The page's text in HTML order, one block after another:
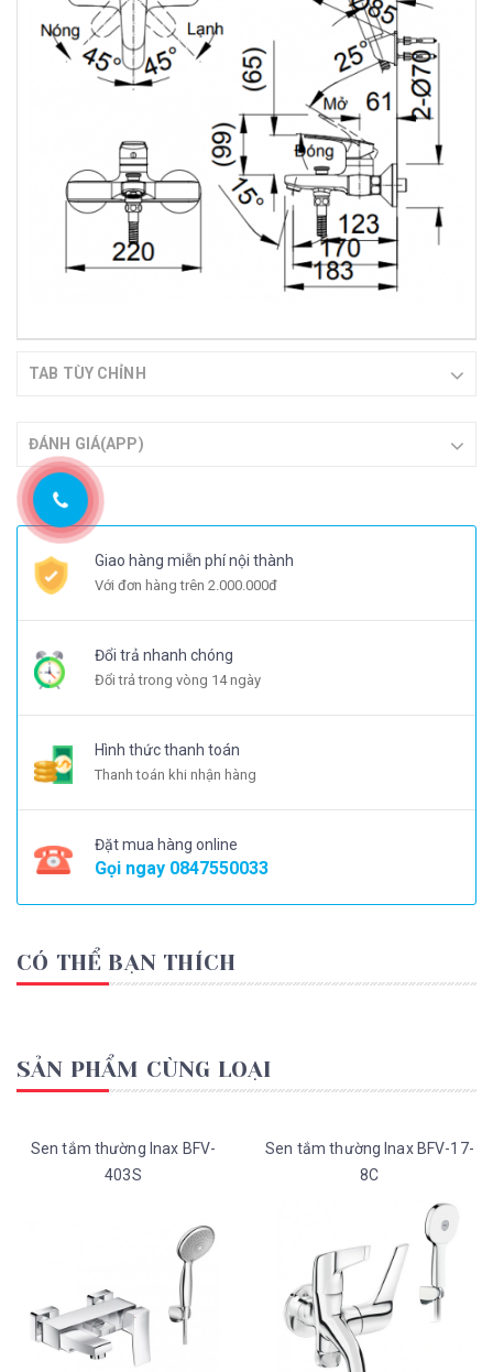
TAB TÙY CHỈNH
ĐÁNH GIÁ(APP)
Giao hàng miễn phí nội thành
Với đơn hàng trên 2.000.000đ
Đổi trả nhanh chóng
Đổi trả trong vòng 14 ngày
Hình thức thanh toán
Thanh toán khi nhận hàng
Đặt mua hàng online
Gọi ngay 0847550033
CÓ THỂ BẠN THÍCH
SẢN PHẨM CÙNG LOẠI
Sen tắm thường Inax BFV-
403S
Sen tắm thường Inax BFV-17-
8C